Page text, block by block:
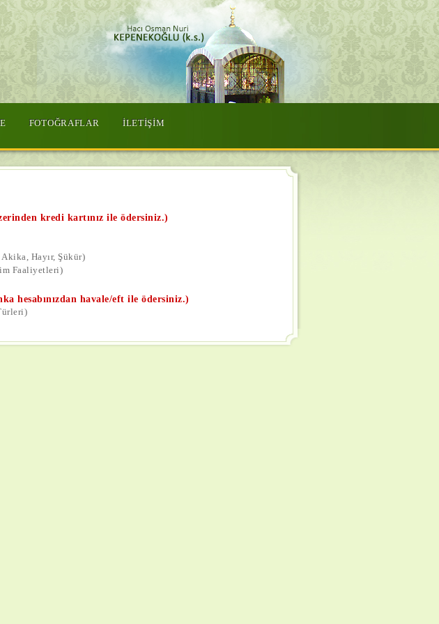
FOTOĞRAFLAR İLETİŞİM
kredi kartınız ile ödersiniz.)
Hayır, Şükür)
Faaliyetleri)
hesabınızdan havale/eft ile ödersiniz.)